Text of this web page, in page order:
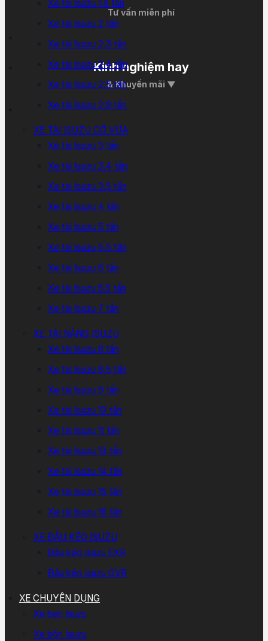
Tư vấn miễn phí
Kinh nghiệm hay
& Khuyến mãi ▼
Xe tải Isuzu 1.9 tấn
Xe tải Isuzu 2 tấn
Xe tải Isuzu 2.3 tấn
Xe tải Isuzu 2.4 tấn
Xe tải Isuzu 2.5 tấn
Xe tải Isuzu 2.9 tấn
XE TẢI ISUZU CỠ VỪA
Xe tải Isuzu 3 tấn
Xe tải Isuzu 3.4 tấn
Xe tải Isuzu 3.5 tấn
Xe tải Isuzu 4 tấn
Xe tải Isuzu 5 tấn
Xe tải Isuzu 5.5 tấn
Xe tải Isuzu 6 tấn
Xe tải Isuzu 6.5 tấn
Xe tải Isuzu 7 tấn
XE TẢI NẶNG ISUZU
Xe tải Isuzu 8 tấn
Xe tải Isuzu 8.5 tấn
Xe tải Isuzu 9 tấn
Xe tải Isuzu 10 tấn
Xe tải Isuzu 11 tấn
Xe tải Isuzu 13 tấn
Xe tải Isuzu 14 tấn
Xe tải Isuzu 15 tấn
Xe tải Isuzu 16 tấn
XE ĐẦU KÉO ISUZU
Đầu kéo Isuzu EXR
Đầu kéo Isuzu GVR
XE CHUYÊN DỤNG
Xe ben Isuzu
Xe bồn Isuzu